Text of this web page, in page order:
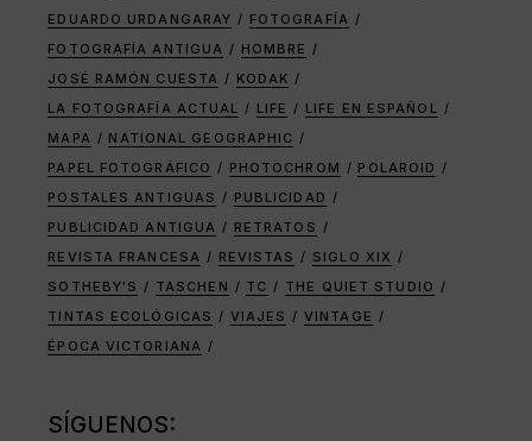
EDUARDO URDANGARAY
FOTOGRAFÍA
FOTOGRAFÍA ANTIGUA
HOMBRE
JOSÉ RAMÓN CUESTA
KODAK
LA FOTOGRAFÍA ACTUAL
LIFE
LIFE EN ESPAÑOL
MAPA
NATIONAL GEOGRAPHIC
PAPEL FOTOGRÁFICO
PHOTOCHROM
POLAROID
POSTALES ANTIGUAS
PUBLICIDAD
PUBLICIDAD ANTIGUA
RETRATOS
REVISTA FRANCESA
REVISTAS
SIGLO XIX
SOTHEBY'S
TASCHEN TC
THE QUIET STUDIO
TINTAS ECOLÓGICAS
VIAJES
VINTAGE
ÉPOCA VICTORIANA
SÍGUENOS: